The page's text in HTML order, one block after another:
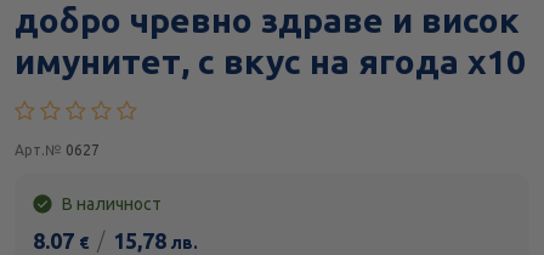
добро чревно здраве и висок
имунитет, с вкус на ягода х10
Арт.№ 0627
В наличност
8.07 € / 15,78 лв.